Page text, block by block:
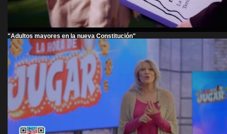
"Adultos mayores en la nueva Constitución"